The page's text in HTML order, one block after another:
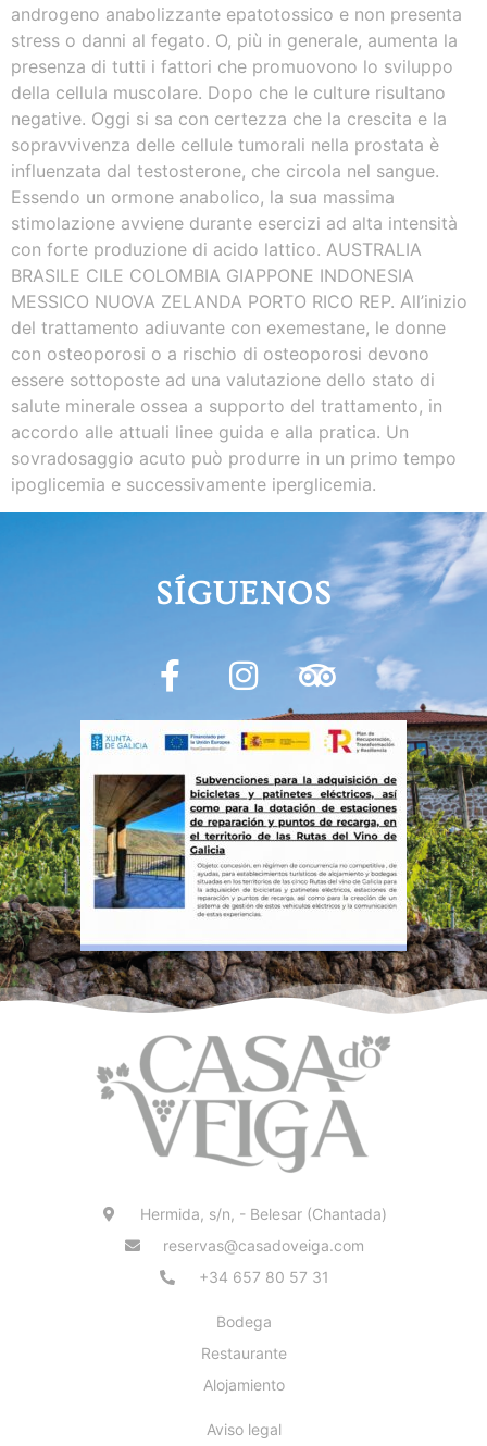
androgeno anabolizzante epatotossico e non presenta
stress o danni al fegato. O, più in generale, aumenta la
presenza di tutti i fattori che promuovono lo sviluppo
della cellula muscolare. Dopo che le culture risultano
negative. Oggi si sa con certezza che la crescita e la
sopravvivenza delle cellule tumorali nella prostata è
influenzata dal testosterone, che circola nel sangue.
Essendo un ormone anabolico, la sua massima
stimolazione avviene durante esercizi ad alta intensità
con forte produzione di acido lattico. AUSTRALIA
BRASILE CILE COLOMBIA GIAPPONE INDONESIA
MESSICO NUOVA ZELANDA PORTO RICO REP. All’inizio
del trattamento adiuvante con exemestane, le donne
con osteoporosi o a rischio di osteoporosi devono
essere sottoposte ad una valutazione dello stato di
salute minerale ossea a supporto del trattamento, in
accordo alle attuali linee guida e alla pratica. Un
sovradosaggio acuto può produrre in un primo tempo
ipoglicemia e successivamente iperglicemia.
SÍGUENOS
Hermida, s/n, - Belesar (Chantada)
reservas@casadoveiga.com
+34 657 80 57 31
Bodega
Restaurante
Alojamiento
Aviso legal